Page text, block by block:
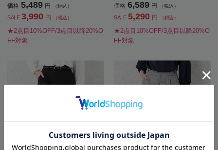
価格 5,489 円 （税込）
SALE 3,990 円 （税込）
★2点目10%OFF/3点目以降20%O
FF対象
価格 6,589 円 （税込）
SALE 5,290 円 （税込）
★2点目10%OFF/3点目以降20%O
FF対象